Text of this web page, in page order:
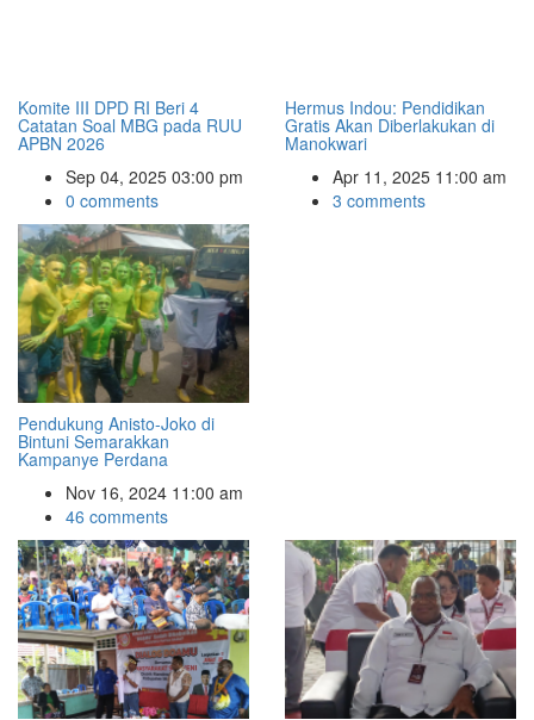
Komite III DPD RI Beri 4
Catatan Soal MBG pada RUU
APBN 2026
Sep 04, 2025 03:00 pm
0 comments
Hermus Indou: Pendidikan
Gratis Akan Diberlakukan di
Manokwari
Apr 11, 2025 11:00 am
3 comments
Pendukung Anisto-Joko di
Bintuni Semarakkan
Kampanye Perdana
Nov 16, 2024 11:00 am
46 comments